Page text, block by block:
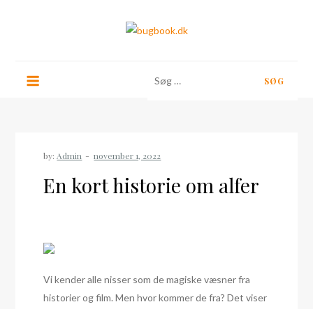
efter:
by:Admin
En kort historie om alfer
Vi kender alle nisser som de magiske væsner fra
historier og film. Men hvor kommer de fra? Det viser